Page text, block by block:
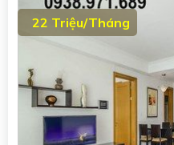
22 Triệu/Tháng